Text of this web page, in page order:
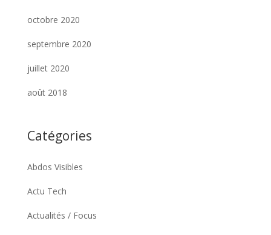
octobre 2020
septembre 2020
juillet 2020
août 2018
Catégories
Abdos Visibles
Actu Tech
Actualités / Focus